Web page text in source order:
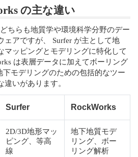
の主な違い
ちらも地質学や環境科学分野のデー
ェアですが、 Surfer が主として地
マッピングとモデリングに特化して
は表層データに加えてボーリング
モデリングのための包括的なツー
いがあります。
Surfer RockWorks
2D/3D地形マッ
ピング、等高
線
地下地質モデ
リング、ボー
リング解析